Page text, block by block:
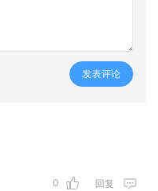
发表评论
0 回复